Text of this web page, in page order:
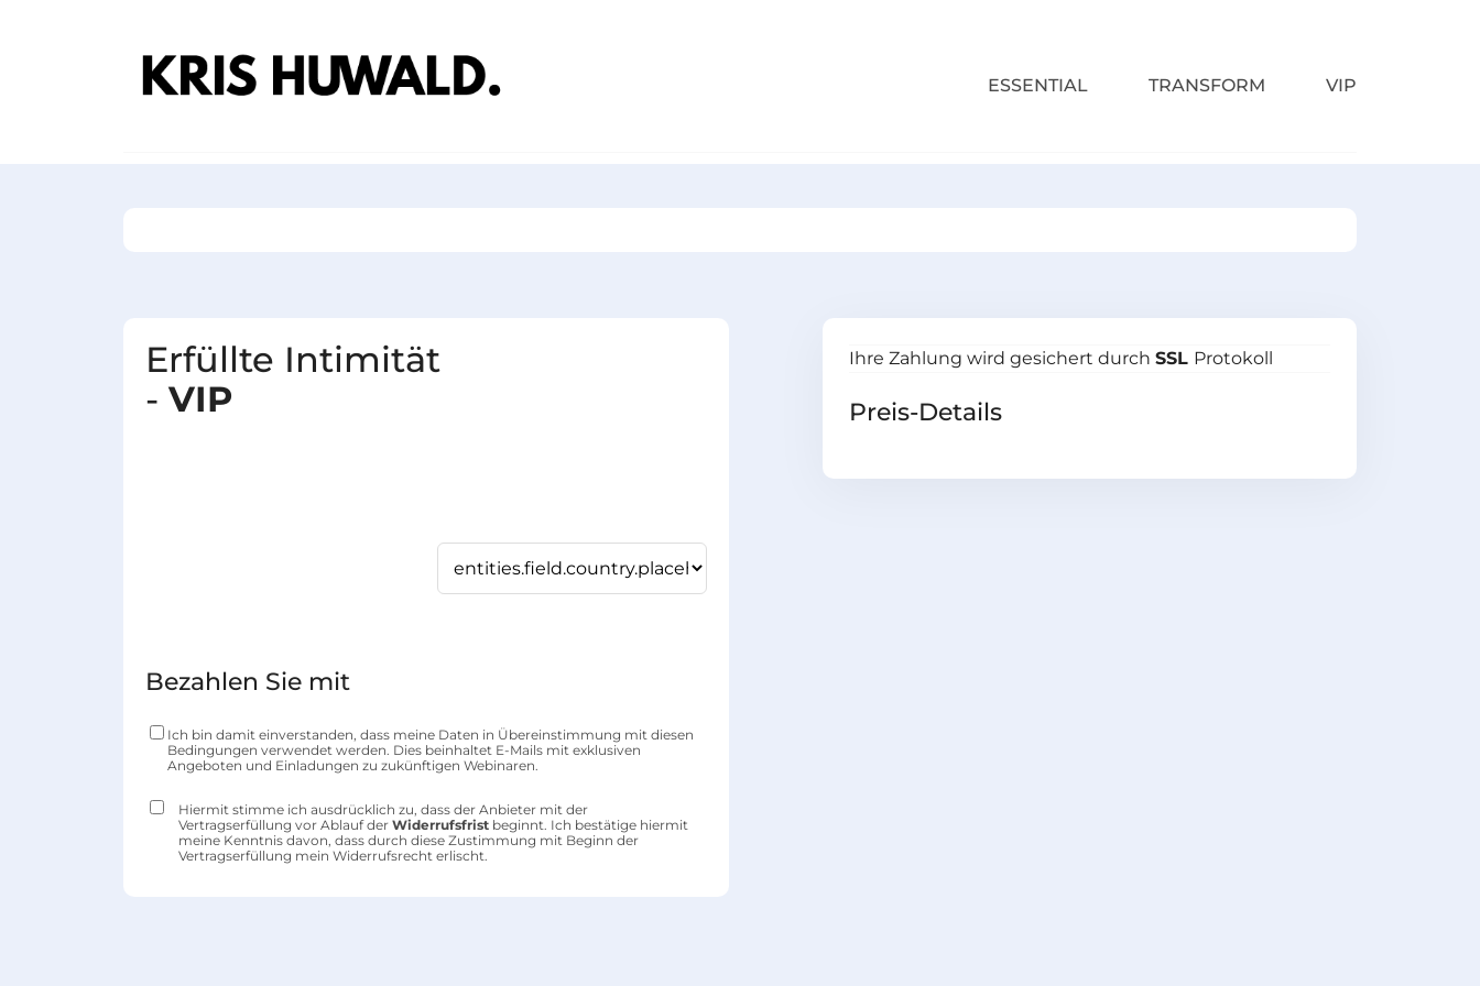
ESSENTIAL TRANSFORM VIP
Erfüllte Intimität
- VIP
Bezahlen Sie mit
Ich bin damit einverstanden, dass meine Daten in Übereinstimmung mit diesen
Bedingungen verwendet werden. Dies beinhaltet E-Mails mit exklusiven
Angeboten und Einladungen zu zukünftigen Webinaren.
Hiermit stimme ich ausdrücklich zu, dass der Anbieter mit der
Vertragserfüllung vor Ablauf der Widerrufsfrist beginnt. Ich bestätige hiermit
meine Kenntnis davon, dass durch diese Zustimmung mit Beginn der
Vertragserfüllung mein Widerrufsrecht erlischt.
Ihre Zahlung wird gesichert durch SSL Protokoll
Preis-Details